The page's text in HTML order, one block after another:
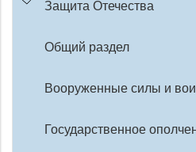
Защита Отечества
Общий раздел
Вооруженные силы и
Государственное